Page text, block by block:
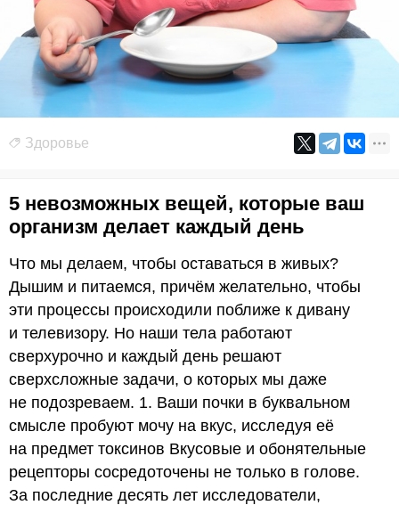
Здоровье
5 невозможных вещей, которые ваш
организм делает каждый день
Что мы делаем, чтобы оставаться в живых?
Дышим и питаемся, причём желательно, чтобы
эти процессы происходили поближе к дивану
и телевизору. Но наши тела работают
сверхурочно и каждый день решают
сверхсложные задачи, о которых мы даже
не подозреваем. 1. Ваши почки в буквальном
смысле пробуют мочу на вкус, исследуя её
на предмет токсинов Вкусовые и обонятельные
рецепторы сосредоточены не только в голове.
За последние десять лет исследователи,